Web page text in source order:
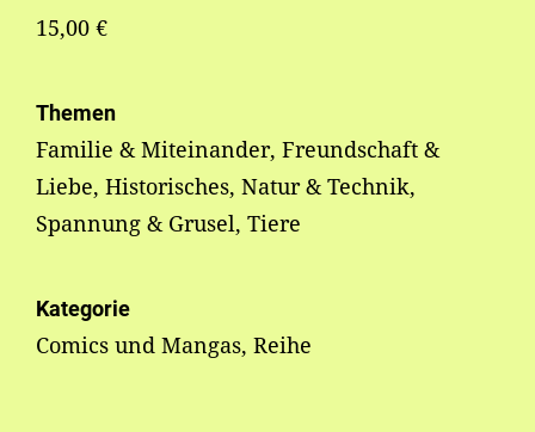
15,00 €
Themen
Familie & Miteinander, Freundschaft &
Liebe, Historisches, Natur & Technik,
Spannung & Grusel, Tiere
Kategorie
Comics und Mangas, Reihe